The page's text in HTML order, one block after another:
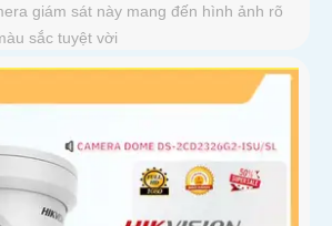
giám sát này mang đến hình ảnh rõ
sắc tuyệt vời